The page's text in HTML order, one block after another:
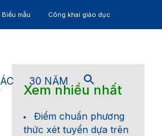
mẫu Công khai giáo dục
30 NĂM
Xem nhiều nhất
Điểm chuẩn phương
thức xét tuyển dựa trên